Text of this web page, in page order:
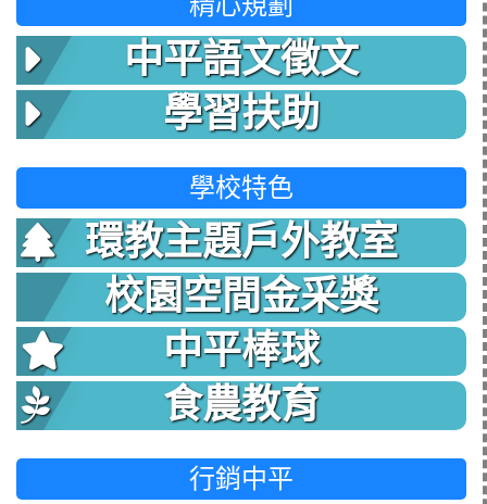
中平語文徵文
學習扶助
學校特色
環教主題戶外教室
校園空間金采獎
中平棒球
食農教育
行銷中平